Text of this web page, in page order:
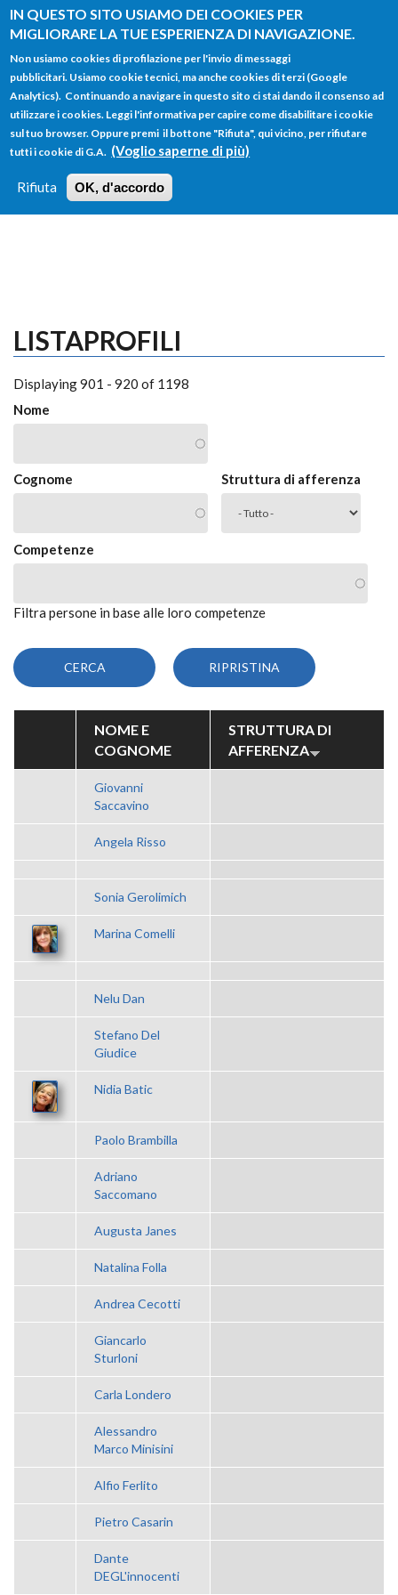
IN QUESTO SITO USIAMO DEI COOKIES PER
MIGLIORARE LA TUE ESPERIENZA DI NAVIGAZIONE.
Non usiamo cookies di profilazione per l'invio di messaggi
pubblicitari. Usiamo cookie tecnici, ma anche cookies di terzi (Google
Analytics). Continuando a navigare in questo sito ci stai dando il consenso ad
utilizzare i cookies. Leggi l'informativa per capire come disabilitare i cookie
sul tuo browser. Oppure premi il bottone "Rifiuta", qui vicino, per rifiutare
tutti i cookie di G.A. (Voglio saperne di più)
Rifiuta OK, d'accordo
Salta al contenuto principale
FORM
DI
RICERCA
Main menu
HOME TUTTI I PROFILI
LOGIN
LISTAPROFILI
Displaying 901 - 920 of 1198
Nome
Cognome Struttura di afferenza
Competenze
Filtra persone in base alle loro competenze
NOME E
COGNOME
STRUTTURA DI
AFFERENZA
Giovanni
Saccavino
Angela Risso
Sonia Gerolimich
Marina Comelli
Nelu Dan
Stefano Del
Giudice
Nidia Batic
Paolo Brambilla
Adriano
Saccomano
Augusta Janes
Natalina Folla
Andrea Cecotti
Giancarlo
Sturloni
Carla Londero
Alessandro
Marco Minisini
Alfio Ferlito
Pietro Casarin
Dante
DEGL'innocenti